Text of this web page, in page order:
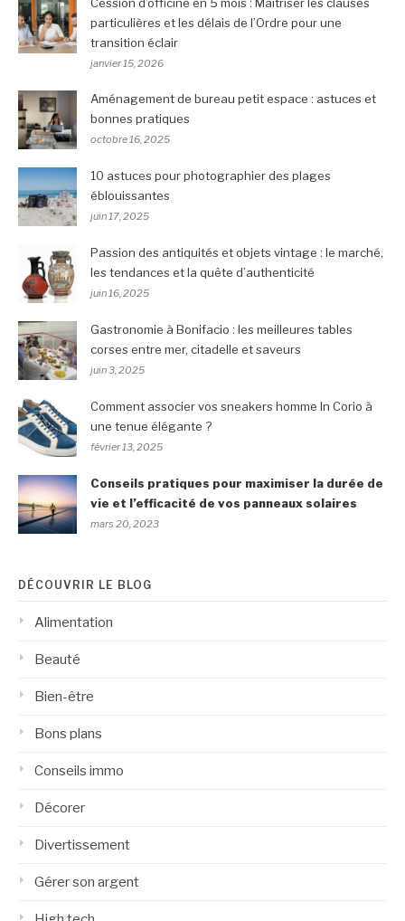
particulières et les délais de l’Ordre pour une
transition éclair
janvier 15, 2026
Aménagement de bureau petit espace : astuces et
bonnes pratiques
octobre 16, 2025
10 astuces pour photographier des plages
éblouissantes
juin 17, 2025
Passion des antiquités et objets vintage : le marché,
les tendances et la quête d’authenticité
juin 16, 2025
Gastronomie à Bonifacio : les meilleures tables
corses entre mer, citadelle et saveurs
juin 3, 2025
Comment associer vos sneakers homme In Corio à
une tenue élégante ?
février 13, 2025
Conseils pratiques pour maximiser la durée de
vie et l’efficacité de vos panneaux solaires
mars 20, 2023
DÉCOUVRIR LE BLOG
Alimentation
Beauté
Bien-être
Bons plans
Conseils immo
Décorer
Divertissement
Gérer son argent